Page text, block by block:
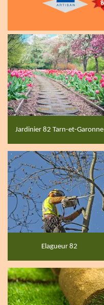
Jardinier 82 Tarn-et-Garonne
Elagueur 82